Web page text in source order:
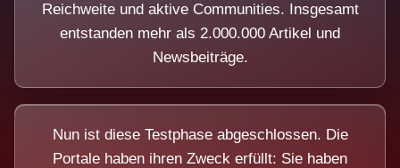
Reichweite und aktive Communities. Insgesamt
entstanden mehr als 2.000.000 Artikel und
Newsbeiträge.
Nun ist diese Testphase abgeschlossen. Die
Portale haben ihren Zweck erfüllt: Sie haben